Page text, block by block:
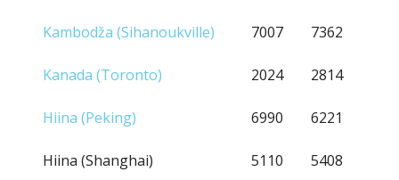
Kambodža (Sihanoukville) 7007 7362
Kanada (Toronto) 2024 2814
Hiina (Peking) 6990 6221
Hiina (Shanghai) 5110 5408